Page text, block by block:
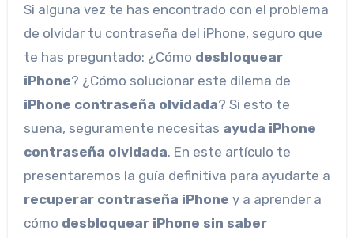
Si alguna vez te has encontrado con el problema
de olvidar tu contraseña del iPhone, seguro que
te has preguntado: ¿Cómo desbloquear
iPhone? ¿Cómo solucionar este dilema de
iPhone contraseña olvidada? Si esto te
suena, seguramente necesitas ayuda iPhone
contraseña olvidada. En este artículo te
presentaremos la guía definitiva para ayudarte a
recuperar contraseña iPhone y a aprender a
cómo desbloquear iPhone sin saber